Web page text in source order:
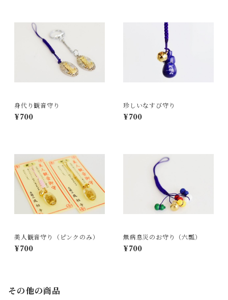
身代り観音守り
¥700
珍しいなすび守り
¥700
美人観音守り（ピンクのみ）
¥700
無病息災のお守り（六瓢）
¥700
その他の商品